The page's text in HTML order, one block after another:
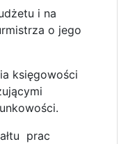
i na
o jego
księgowości
prac